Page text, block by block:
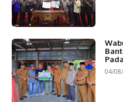
04/